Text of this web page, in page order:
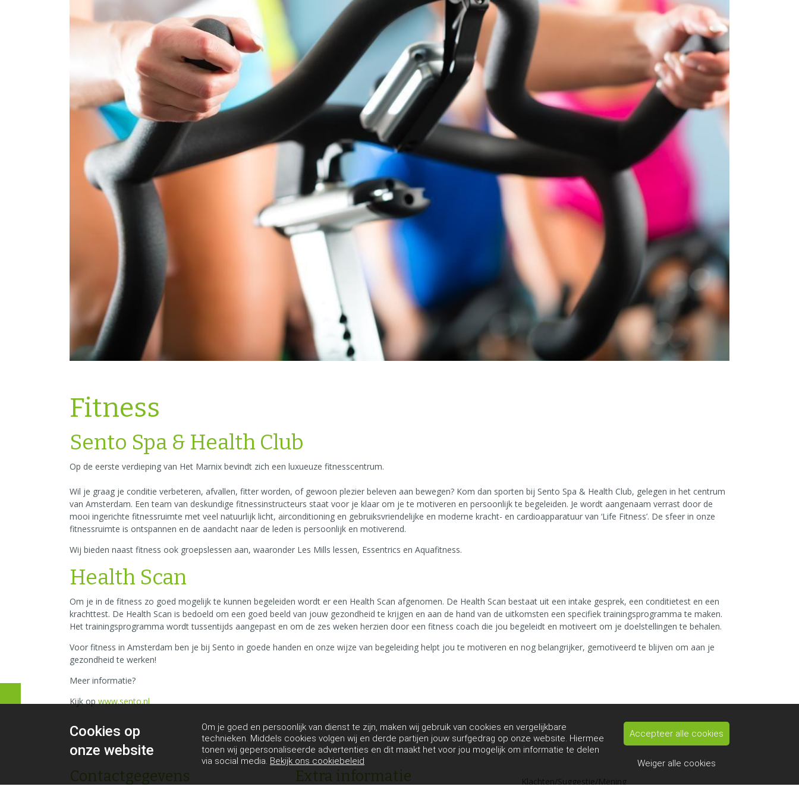
Fitness
Sento Spa & Health Club
Op de eerste verdieping van Het Marnix bevindt zich een luxueuze fitnesscentrum.
Wil je graag je conditie verbeteren, afvallen, fitter worden, of gewoon plezier beleven aan bewegen? Kom dan sporten bij Sento Spa & Health Club, gelegen in het centrum
van Amsterdam. Een team van deskundige fitnessinstructeurs staat voor je klaar om je te motiveren en persoonlijk te begeleiden. Je wordt aangenaam verrast door de
mooi ingerichte fitnessruimte met veel natuurlijk licht, airconditioning en gebruiksvriendelijke en moderne kracht- en cardioapparatuur van ‘Life Fitness’. De sfeer in onze
fitnessruimte is ontspannen en de aandacht naar de leden is persoonlijk en motiverend.
Wij bieden naast fitness ook groepslessen aan, waaronder Les Mills lessen, Essentrics en Aquafitness.
Health Scan
Om je in de fitness zo goed mogelijk te kunnen begeleiden wordt er een Health Scan afgenomen. De Health Scan bestaat uit een intake gesprek, een conditietest en een
krachttest. De Health Scan is bedoeld om een goed beeld van jouw gezondheid te krijgen en aan de hand van de uitkomsten een specifiek trainingsprogramma te maken.
Het trainingsprogramma wordt tussentijds aangepast en om de zes weken herzien door een fitness coach die jou begeleidt en motiveert om je doelstellingen te behalen.
Voor fitness in Amsterdam ben je bij Sento in goede handen en onze wijze van begeleiding helpt jou te motiveren en nog belangrijker, gemotiveerd te blijven om aan je
gezondheid te werken!
Meer informatie?
Kijk opwww.sento.nl
Contactgegevens Extra informatie
Klachten/Suggestie/Mening
Cookies op
onze website
Om je goed en persoonlijk van dienst te zijn, maken wij gebruik van cookies en vergelijkbare
technieken. Middels cookies volgen wij en derde partijen jouw surfgedrag op onze website. Hiermee
tonen wij gepersonaliseerde advertenties en dit maakt het voor jou mogelijk om informatie te delen
via social media. Bekijk ons cookiebeleid
Accepteer alle cookies
Weiger alle cookies